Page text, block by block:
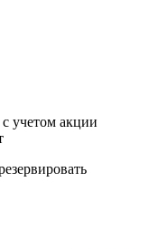
учетом акции